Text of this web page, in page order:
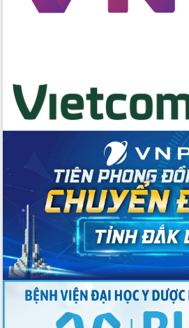
Tổ chức trang trọng Lễ hội Đền thờ
Bệnh án điện tử thúc đẩy chuyển đổi
số y tế tại Đắk Lắk
Chuyển đổi số thư viện: Mở rộng
không gian tri thức trong thời đại số
Đánh giá, rút kinh nghiệm công tác tổ
chức diễn tập trước ngày bầu cử
Chương trình “Gặp gỡ hữu nghị –
Friendship Meeting New Year 2026”
Bầu cử Quốc hội và HĐND: Cử tri Đắk
Lắk gửi gắm niềm tin, kỳ vọng vào lá
phiếu
Đắk Lắk sẵn sàng các điều kiện cho
Ngày hội bầu cử đại biểu Quốc hội
khóa XVI và HĐND các cấp nhiệm kỳ
2026-2031
Đảm bảo cuộc bầu cử đại biểu Quốc